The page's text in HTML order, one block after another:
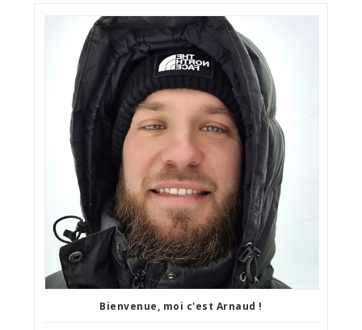
Bienvenue, moi c'est Arnaud !